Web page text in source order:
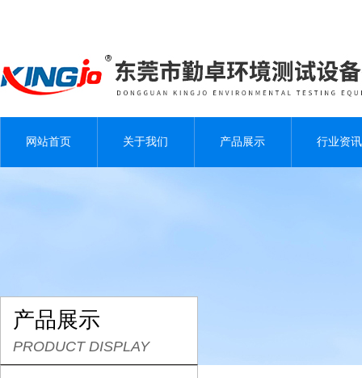
网站首页 关于我们 产品展示 行业资讯
产品展示
PRODUCT DISPLAY